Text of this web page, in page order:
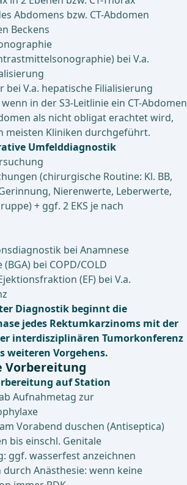
Abdomens bzw. CT-Abdomen
Beckens
bei V.a.
bei V.a. hepatische Filialisierung
in der S3-Leitlinie ein CT-Abdomen
als nicht obligat erachtet wird,
meisten Kliniken durchgeführt.
Umfelddiagnostik
(chirurgische Routine: Kl. BB,
Gerinnung, Nierenwerte, Leberwerte,
+ ggf. 2 EKS je nach
bei Anamnese
bei COPD/COLD
(EF) bei V.a.
Diagnostik beginnt die
jedes Rektumkarzinoms mit der
interdisziplinären Tumorkonferenz
weiteren Vorgehens.
Vorbereitung
auf Station
Aufnahmetag zur
Vorabend duschen (Antiseptica)
bis einschl. Genitale
ggf. wasserfest anzeichnen
Anästhesie: wenn keine